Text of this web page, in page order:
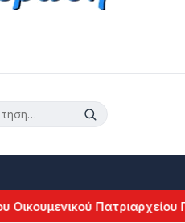
Πατριαρχείου